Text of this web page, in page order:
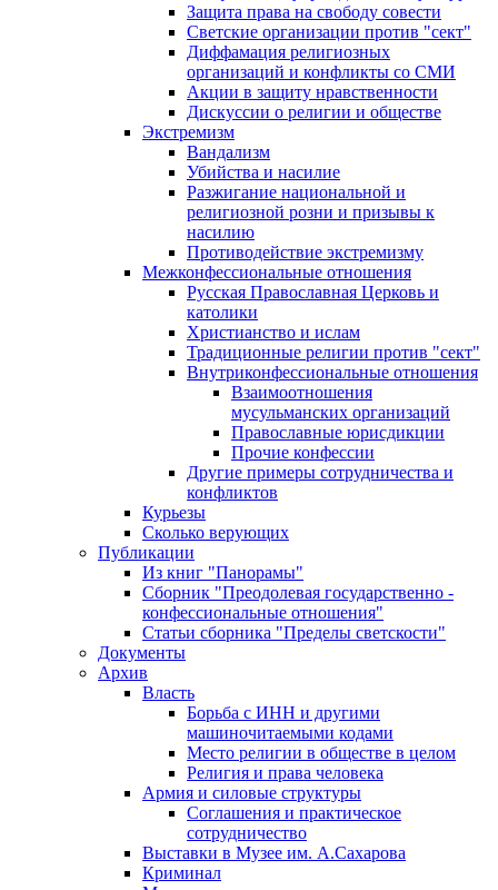
Защита права на свободу совести
Светские организации против "сект"
Диффамация религиозных
организаций и конфликты со СМИ
Акции в защиту нравственности
Дискуссии о религии и обществе
Экстремизм
Вандализм
Убийства и насилие
Разжигание национальной и
религиозной розни и призывы к
насилию
Противодействие экстремизму
Межконфессиональные отношения
Русская Православная Церковь и
католики
Христианство и ислам
Традиционные религии против "сект"
Внутриконфессиональные отношения
Взаимоотношения
мусульманских организаций
Православные юрисдикции
Прочие конфессии
Другие примеры сотрудничества и
конфликтов
Курьезы
Сколько верующих
Публикации
Из книг "Панорамы"
Сборник "Преодолевая государственно -
конфессиональные отношения"
Статьи сборника "Пределы светскости"
Документы
Архив
Власть
Борьба с ИНН и другими
машиночитаемыми кодами
Место религии в обществе в целом
Религия и права человека
Армия и силовые структуры
Соглашения и практическое
сотрудничество
Выставки в Музее им. А.Сахарова
Криминал